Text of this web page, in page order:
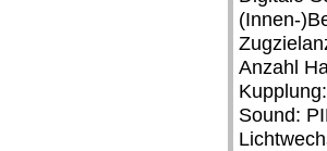
(Innen-
Anzahl
Sound: